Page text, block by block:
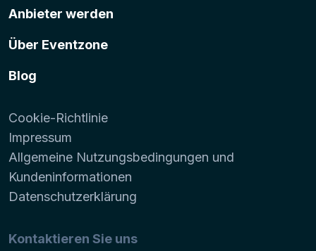
Anbieter werden
Über Eventzone
Blog
Cookie-Richtlinie
Impressum
Allgemeine Nutzungsbedingungen und
Kundeninformationen
Datenschutzerklärung
Kontaktieren Sie uns